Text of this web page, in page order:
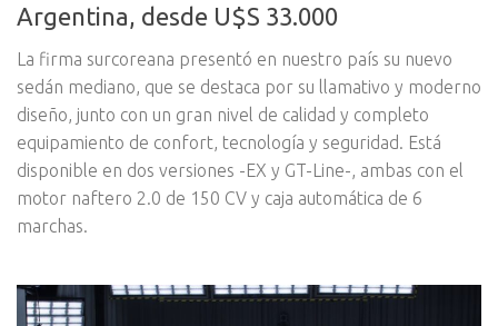
Argentina, desde U$S 33.000
La firma surcoreana presentó en nuestro país su nuevo
sedán mediano, que se destaca por su llamativo y moderno
diseño, junto con un gran nivel de calidad y completo
equipamiento de confort, tecnología y seguridad. Está
disponible en dos versiones -EX y GT-Line-, ambas con el
motor naftero 2.0 de 150 CV y caja automática de 6
marchas.